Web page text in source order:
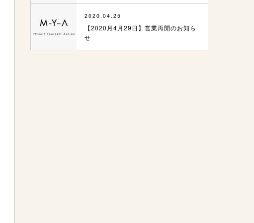
2020.04.25
【2020月4月29日】営業再開のお知ら
せ